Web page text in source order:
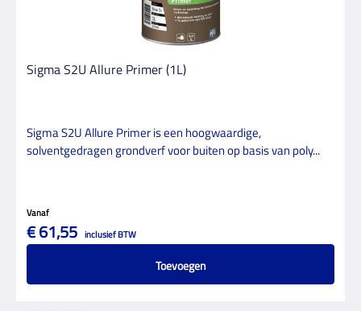
Sigma S2U Allure Primer (1L)
Sigma S2U Allure Primer is een hoogwaardige,
solventgedragen grondverf voor buiten op basis van poly...
Vanaf
€ 61,55 inclusief BTW
Toevoegen